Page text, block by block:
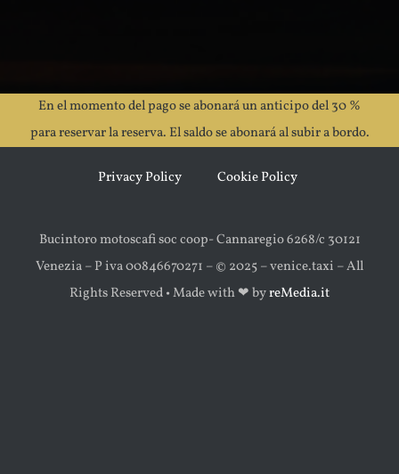
En el momento del pago se abonará un anticipo del 30 %
para reservar la reserva. El saldo se abonará al subir a bordo.
Privacy Policy Cookie Policy
Bucintoro motoscafi soc coop- Cannaregio 6268/c 30121
Venezia – P iva 00846670271 – © 2025 – venice.taxi – All
Rights Reserved • Made with ‪‪❤︎‬ byreMedia.it